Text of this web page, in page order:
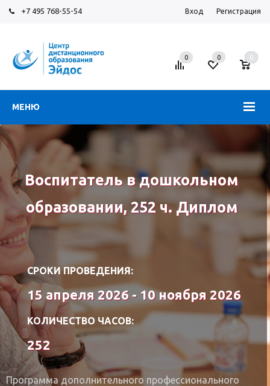
+7 495 768-55-54 Вход Регистрация
МЕНЮ
0 0 0
Воспитатель в дошкольном
образовании, 252 ч. Диплом
СРОКИ ПРОВЕДЕНИЯ:
15 апреля 2026 - 10 ноября 2026
КОЛИЧЕСТВО ЧАСОВ:
252
Программа дополнительного профессионального